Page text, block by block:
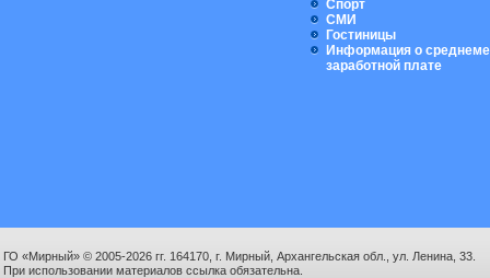
Спорт
СМИ
Гостиницы
Информация о
заработной плате
ГО «Мирный» © 2005-2026 гг. 164170, г. Мирный, Архангельская обл., ул. Ленина, 33.
При использовании материалов ссылка обязательна.